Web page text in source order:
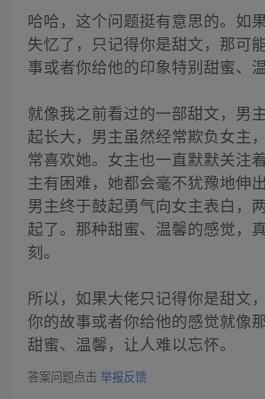
哈哈，这个问题挺有意思的。如
失忆了，只记得你是甜文，那可
事或者你给他的印象特别甜蜜、温
就像我之前看过的一部甜文，男
起长大，男主虽然经常欺负女主
常喜欢她。女主也一直默默关注
主有困难，她都会毫不犹豫地伸
男主终于鼓起勇气向女主表白，
起了。那种甜蜜、温馨的感觉，
刻。
所以，如果大佬只记得你是甜文
你的故事或者你给他的感觉就像
甜蜜、温馨，让人难以忘怀。
答案问题点击 举报反馈